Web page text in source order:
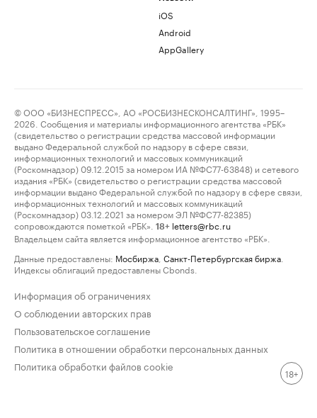
iOS
Android
AppGallery
© ООО «БИЗНЕСПРЕСС», АО «РОСБИЗНЕСКОНСАЛТИНГ», 1995–
2026. Сообщения и материалы информационного агентства «РБК»
(свидетельство о регистрации средства массовой информации
выдано Федеральной службой по надзору в сфере связи,
информационных технологий и массовых коммуникаций
(Роскомнадзор) 09.12.2015 за номером ИА №ФС77-63848) и сетевого
издания «РБК» (свидетельство о регистрации средства массовой
информации выдано Федеральной службой по надзору в сфере связи,
информационных технологий и массовых коммуникаций
(Роскомнадзор) 03.12.2021 за номером ЭЛ №ФС77-82385)
сопровождаются пометкой «РБК».
18+ letters@rbc.ru
Владельцем сайта является информационное агентство «РБК».
Данные предоставлены: Мосбиржа Санкт-Петербургская биржа
Индексы облигаций предоставлены Cbonds.
Информация об ограничениях
О соблюдении авторских прав
Пользовательское соглашение
Политика в отношении обработки персональных данных
Политика обработки файлов cookie
18+